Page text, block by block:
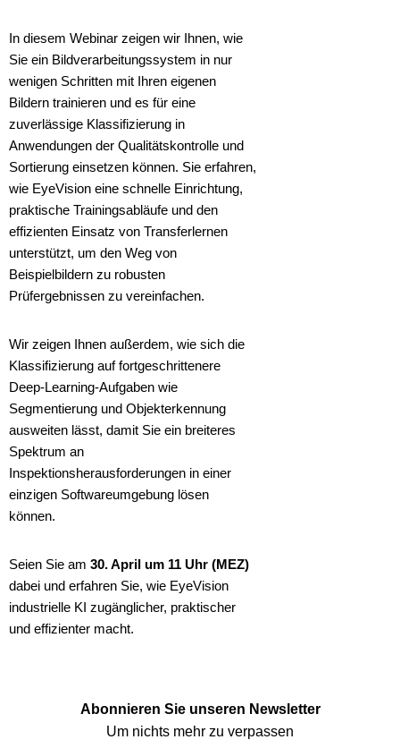
In diesem Webinar zeigen wir Ihnen, wie
Sie ein Bildverarbeitungssystem in nur
wenigen Schritten mit Ihren eigenen
Bildern trainieren und es für eine
zuverlässige Klassifizierung in
Anwendungen der Qualitätskontrolle und
Sortierung einsetzen können. Sie erfahren,
wie EyeVision eine schnelle Einrichtung,
praktische Trainingsabläufe und den
effizienten Einsatz von Transferlernen
unterstützt, um den Weg von
Beispielbildern zu robusten
Prüfergebnissen zu vereinfachen.
Wir zeigen Ihnen außerdem, wie sich die
Klassifizierung auf fortgeschrittenere
Deep-Learning-Aufgaben wie
Segmentierung und Objekterkennung
ausweiten lässt, damit Sie ein breiteres
Spektrum an
Inspektionsherausforderungen in einer
einzigen Softwareumgebung lösen
können.
Seien Sie am 30. April um 11 Uhr (MEZ)
dabei und erfahren Sie, wie EyeVision
industrielle KI zugänglicher, praktischer
und effizienter macht.
Abonnieren Sie unseren Newsletter
Um nichts mehr zu verpassen